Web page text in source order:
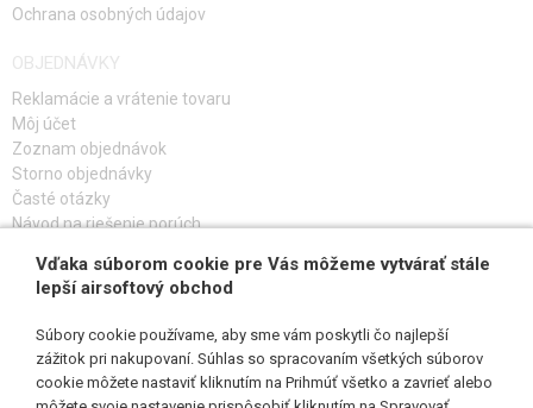
Ochrana osobných údajov
OBJEDNÁVKY
Reklamácie a vrátenie tovaru
Môj účet
Zoznam objednávok
Storno objednávky
Časté otázky
Návod na riešenie porúch
PRIHLÁS SA K ODBERU
SLEDUJ NÁS
Vďaka súborom cookie pre Vás môžeme vytvárať stále
lepší airsoftový obchod
Súbory cookie používame, aby sme vám poskytli čo najlepší
zážitok pri nakupovaní. Súhlas so spracovaním všetkých súborov
cookie môžete nastaviť kliknutím na Prihmúť všetko a zavrieť alebo